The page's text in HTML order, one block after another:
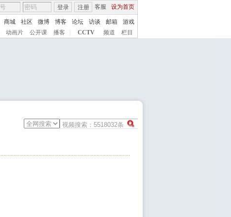
客服 设为首页
登录 注册
商城 社区 微博 博客 论坛 访谈 邮箱
游戏
动画片 公开课 播客 CCTV 频道 栏目